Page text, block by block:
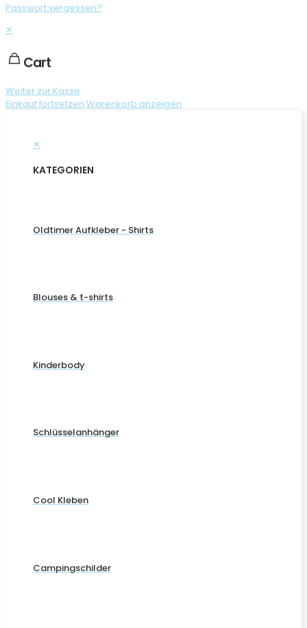
Passwort vergessen?
✕
Cart
Weiter zur Kasse
Einkauf fortsetzen Warenkorb anzeigen
✕
KATEGORIEN
Oldtimer Aufkleber - Shirts
Blouses & t-shirts
Kinderbody
Schlüsselanhänger
Cool Kleben
Campingschilder